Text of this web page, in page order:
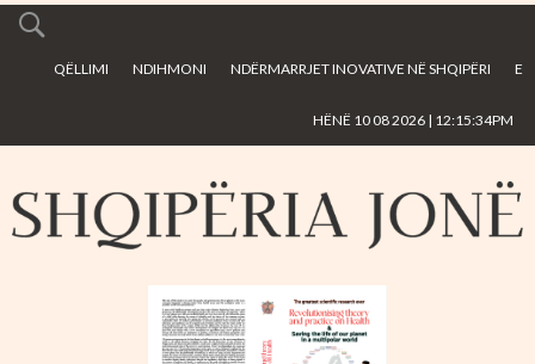
main
QËLLIMI NDIHMONI NDËRMARRJET INOVATIVE NË SHQIPËRI E
HËNË 10 08 2026 | 12:15:34PM